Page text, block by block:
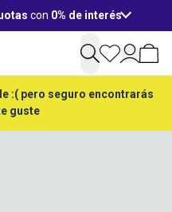
con 0% de interés
:( pero seguro encontrarás
guste